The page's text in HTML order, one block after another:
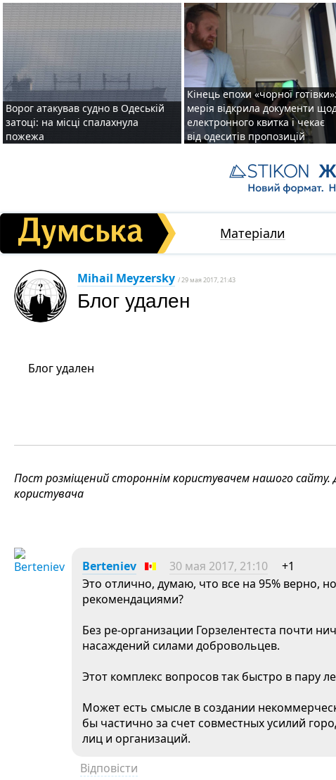
Ворог атакував судно в Одеській
затоці: на місці спалахнула
пожежа
Кінець епохи «чорної готівки»:
мерія відкрила документи
електронного квитка і чекає
від одеситів пропозицій
Матеріали
Mihail Meyzersky / 29 мая 2017, 21:43
Блог удален
Блог удален
Пост розміщений стороннім користувачем нашого сайту.
користувача
Berteniev 30 мая 2017, 21:10
+1
Это отлично, думаю, что все на 95% верно,
рекомендациями?
Без ре-организации Горзелентеста почти
насаждений силами добровольцев.
Этот комплекс вопросов так быстро в пару
Может есть смысле в создании
бы частично за счет совместных усилий
лиц и организаций.
Відповісти